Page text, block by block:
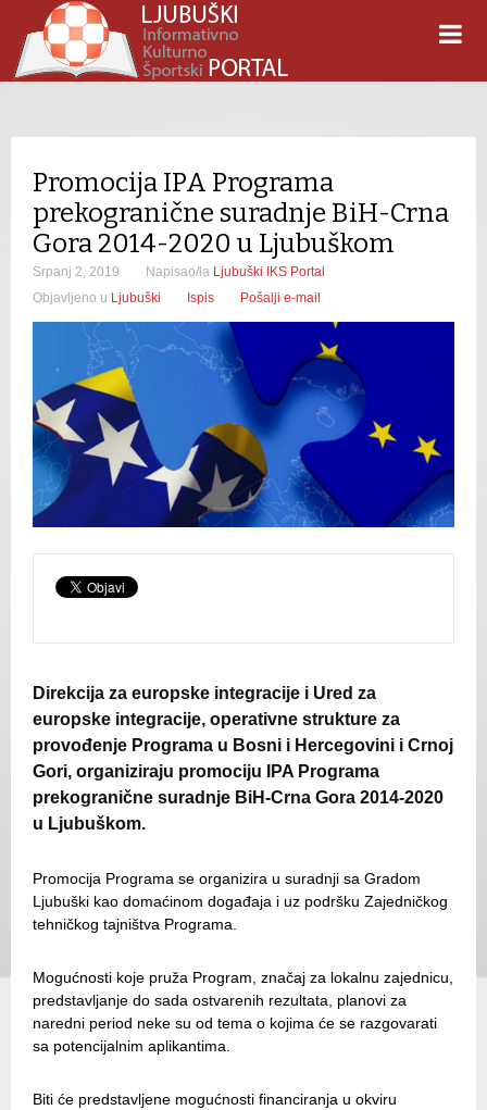
Promocija IPA Programa
prekogranične suradnje BiH-Crna
Gora 2014-2020 u Ljubuškom
Srpanj 2, 2019 Napisao/la Ljubuški IKS Portal
Objavljeno u Ljubuški Ispis Pošalji e-mail
Direkcija za europske integracije i Ured za
europske integracije, operativne strukture za
provođenje Programa u Bosni i Hercegovini i Crnoj
Gori, organiziraju promociju IPA Programa
prekogranične suradnje BiH-Crna Gora 2014-2020
u Ljubuškom.
Promocija Programa se organizira u suradnji sa Gradom
Ljubuški kao domaćinom događaja i uz podršku Zajedničkog
tehničkog tajništva Programa.
Mogućnosti koje pruža Program, značaj za lokalnu zajednicu,
predstavljanje do sada ostvarenih rezultata, planovi za
naredni period neke su od tema o kojima će se razgovarati
sa potencijalnim aplikantima.
Biti će predstavljene mogućnosti financiranja u okviru